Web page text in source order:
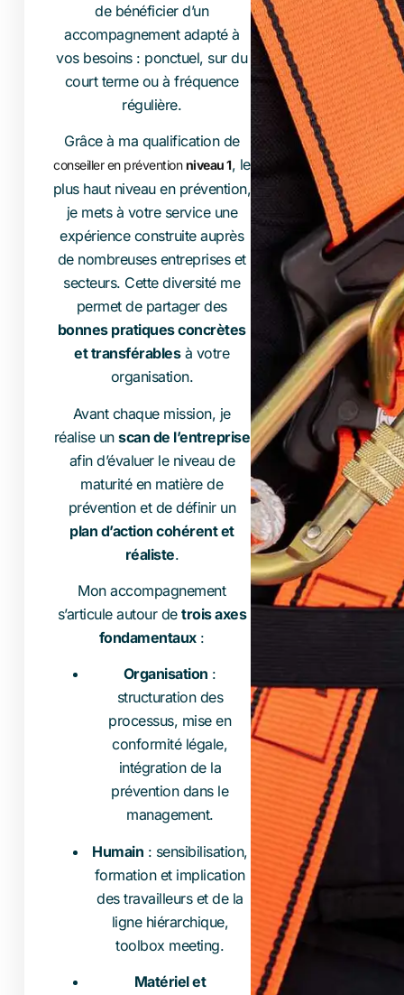
de bénéficier d’un
accompagnement adapté à
vos besoins : ponctuel, sur du
court terme ou à fréquence
régulière.
Grâce à ma qualification de
conseiller en préventionniveau 1, le
plus haut niveau en prévention,
je mets à votre service une
expérience construite auprès
de nombreuses entreprises et
secteurs. Cette diversité me
permet de partager des
bonnes pratiques concrètes
et transférablesà votre
organisation.
Avant chaque mission, je
réalise unscan de l’entreprise
afin d’évaluer le niveau de
maturité en matière de
prévention et de définir un
plan d’action cohérent et
réaliste.
Mon accompagnement
s’articule autour detrois axes
fondamentaux:
Organisation :
structuration des
processus, mise en
conformité légale,
intégration de la
prévention dans le
management.
Humain : sensibilisation,
formation et implication
des travailleurs et de la
ligne hiérarchique,
toolbox meeting.
Matériel et